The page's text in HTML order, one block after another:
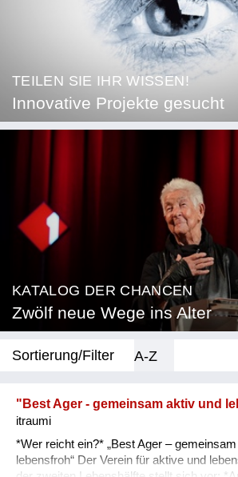
TEILEN SIE IHR WISSEN!
Innovative Projekte gesucht
KATALOG DER CHANCEN
Zwölf neue Wege ins Alter
Sortierung/Filter
A-Z
Beratung &
"Best Ager - gemeinsam aktiv und
itraumi
*Wer reicht ein?* „Best Ager –
lebensfroh“ Der Verein für aktive und